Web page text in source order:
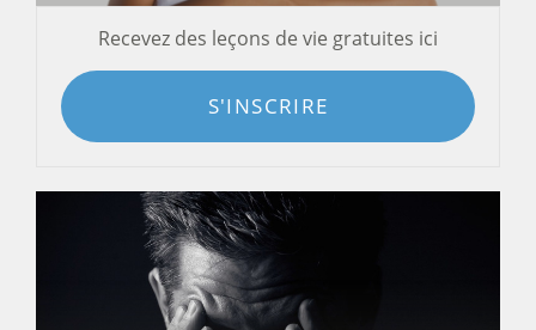
Recevez des leçons de vie gratuites ici
S'INSCRIRE